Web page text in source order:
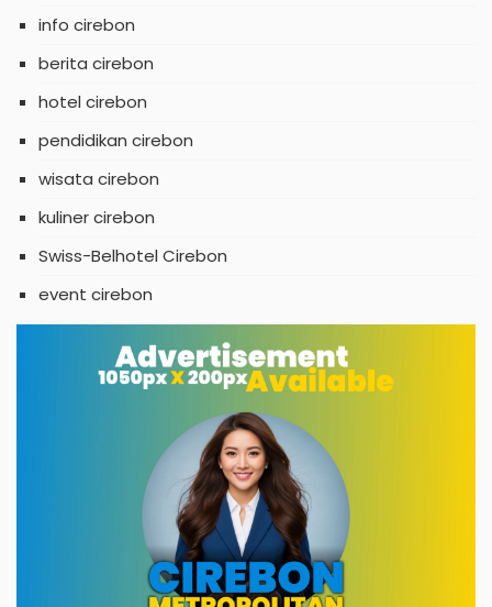
info cirebon
berita cirebon
hotel cirebon
pendidikan cirebon
wisata cirebon
kuliner cirebon
Swiss-Belhotel Cirebon
event cirebon